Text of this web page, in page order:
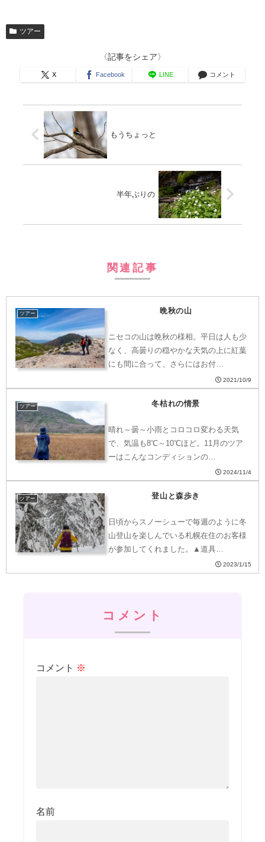
ツアー
〈記事をシェア〉
X Facebook LINE コメント
もうちょっと
半年ぶりの
関連記事
ツアー 晩秋の山
ニセコの山は晩秋の様相。平日は人も少
なく、高曇りの穏やかな天気の上に紅葉
にも間に合って、さらにはお付…
2021/10/9
ツアー 冬枯れの情景
晴れ～曇～小雨とコロコロ変わる天気
で、気温も8℃～10℃ほど。11月のツア
ーはこんなコンディションの…
2024/11/4
ツアー 登山と森歩き
日頃からスノーシューで毎週のように冬
山登山を楽しんでいる札幌在住のお客様
が参加してくれました。▲道具…
2023/1/15
コメント
コメント ※
名前